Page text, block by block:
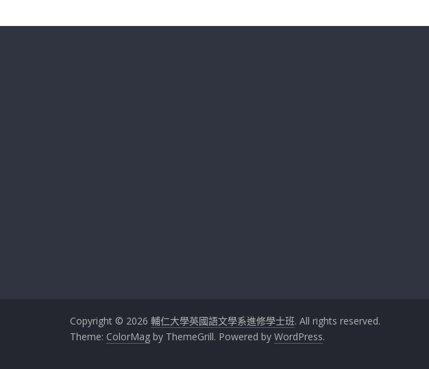
Copyright © 2026 輔仁大學英國語文學系進修學士班. All rights reserved.
Theme: ColorMag by ThemeGrill. Powered by WordPress.